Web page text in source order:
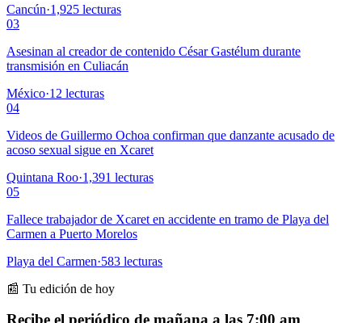
Cancún·1,925 lecturas
03
Asesinan al creador de contenido César Gastélum durante
transmisión en Culiacán
México·12 lecturas
04
Videos de Guillermo Ochoa confirman que danzante acusado de
acoso sexual sigue en Xcaret
Quintana Roo·1,391 lecturas
05
Fallece trabajador de Xcaret en accidente en tramo de Playa del
Carmen a Puerto Morelos
Playa del Carmen·583 lecturas
📰 Tu edición de hoy